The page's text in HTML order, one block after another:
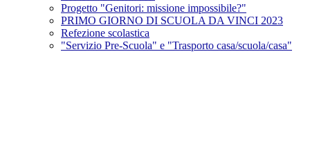
Progetto "Genitori: missione impossibile?"
PRIMO GIORNO DI SCUOLA DA VINCI 2023
Refezione scolastica
"Servizio Pre-Scuola" e "Trasporto casa/scuola/casa"